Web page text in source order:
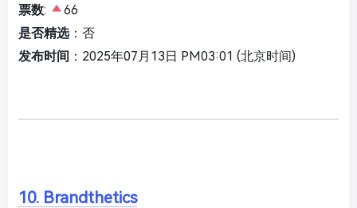
票数:
66
是否精选：否
发布时间 ：2025年07月13日 PM03:01 (北京时间)
10. Brandthetics